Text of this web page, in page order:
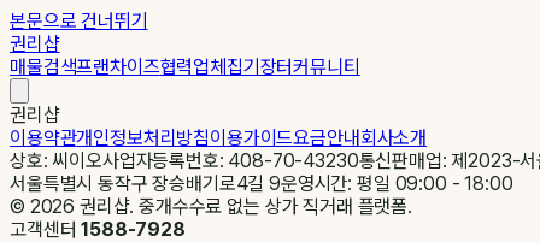
본문으로 건너뛰기
권리샵
매물검색프랜차이즈협력업체집기장터커뮤니티
권리샵
이용약관개인정보처리방침이용가이드요금안내회사소개
상호: 씨이오사업자등록번호: 408-70-43230통신판매업: 제2023-
서울특별시 동작구 장승배기로4길 9운영시간: 평일 09:00 - 18:00
© 2026 권리샵. 중개수수료 없는 상가 직거래 플랫폼.
고객센터1588-7928